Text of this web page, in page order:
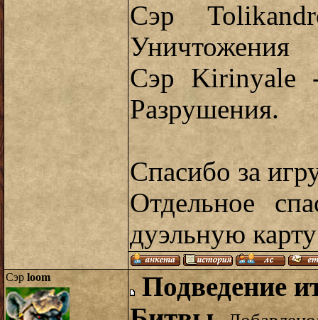
Сэр
Уничтожения
Сэр Kirinyale
Разрушения.
Спасибо за
Отдельное
дуэльную
Сэр loom
Подведение